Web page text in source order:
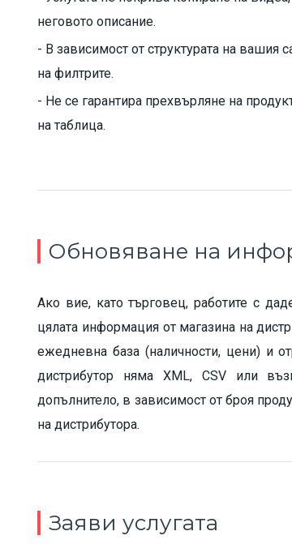
неговото описание.
- В зависимост от структурата на вашия
на филтрите.
- Не се гарантира прехвърляне на
на таблица.
Обновяване на
Ако вие, като търговец, работите с
цялата информация от магазина на
ежедневна база (наличности, цени) и
дистрибутор няма XML, CSV или
допълнитело, в зависимост от броя
на дистрибутора.
Заяви услугата